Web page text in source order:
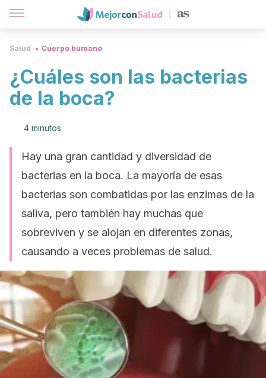
Salud Cuerpo humano
¿Cuáles son las bacterias
de la boca?
4 minutos
Hay una gran cantidad y diversidad de
bacterias en la boca. La mayoría de esas
bacterias son combatidas por las enzimas de la
saliva, pero también hay muchas que
sobreviven y se alojan en diferentes zonas,
causando a veces problemas de salud.